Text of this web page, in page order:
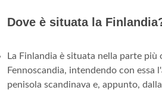
Dove è situata la
La Finlandia è situata nella parte più
Fennoscandia, intendendo con essa
penisola scandinava e, appunto,